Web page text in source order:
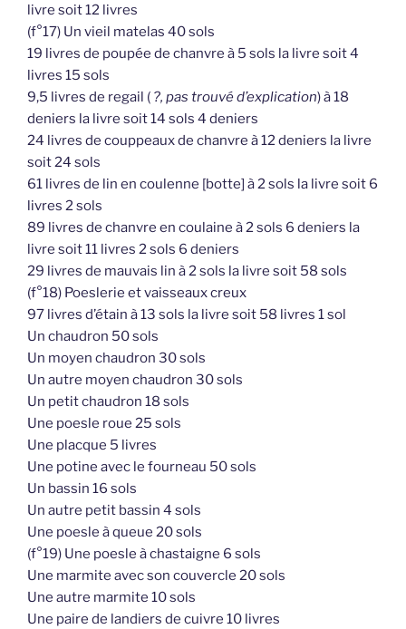
livre soit 12 livres
(f°17) Un vieil matelas 40 sols
19 livres de poupée de chanvre à 5 sols la livre soit 4
livres 15 sols
9,5 livres de regail ( ?, pas trouvé d’explication) à 18
deniers la livre soit 14 sols 4 deniers
24 livres de couppeaux de chanvre à 12 deniers la livre
soit 24 sols
61 livres de lin en coulenne [botte] à 2 sols la livre soit 6
livres 2 sols
89 livres de chanvre en coulaine à 2 sols 6 deniers la
livre soit 11 livres 2 sols 6 deniers
29 livres de mauvais lin à 2 sols la livre soit 58 sols
(f°18) Poeslerie et vaisseaux creux
97 livres d’étain à 13 sols la livre soit 58 livres 1 sol
Un chaudron 50 sols
Un moyen chaudron 30 sols
Un autre moyen chaudron 30 sols
Un petit chaudron 18 sols
Une poesle roue 25 sols
Une placque 5 livres
Une potine avec le fourneau 50 sols
Un bassin 16 sols
Un autre petit bassin 4 sols
Une poesle à queue 20 sols
(f°19) Une poesle à chastaigne 6 sols
Une marmite avec son couvercle 20 sols
Une autre marmite 10 sols
Une paire de landiers de cuivre 10 livres